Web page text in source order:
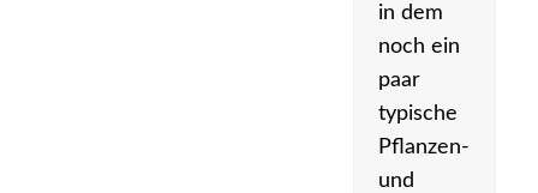
in dem
noch ein
paar
typische
Pflanzen-
und